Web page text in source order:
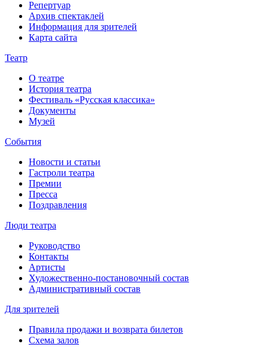
Репертуар
Архив спектаклей
Информация для зрителей
Карта сайта
Театр
О театре
История театра
Фестиваль «Русская классика»
Документы
Музей
События
Новости и статьи
Гастроли театра
Премии
Пресса
Поздравления
Люди театра
Руководство
Контакты
Артисты
Художественно-постановочный состав
Административный состав
Для зрителей
Правила продажи и возврата билетов
Схема залов